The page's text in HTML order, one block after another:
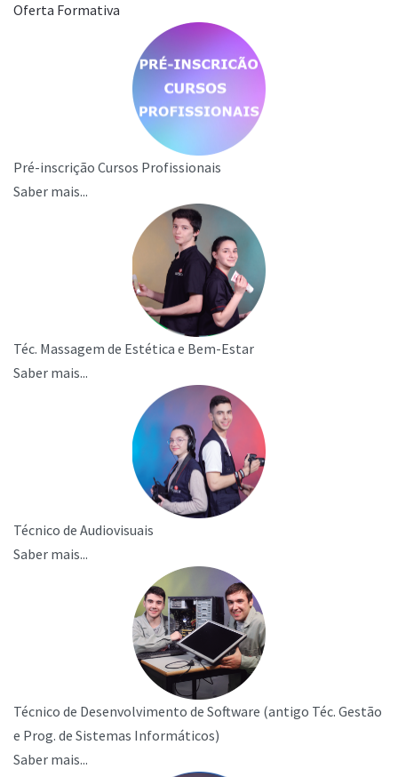
Oferta Formativa
Pré-inscrição Cursos Profissionais
Saber mais...
Téc. Massagem de Estética e Bem-Estar
Saber mais...
Técnico de Audiovisuais
Saber mais...
Técnico de Desenvolvimento de Software (antigo Téc. Gestão
e Prog. de Sistemas Informáticos)
Saber mais...